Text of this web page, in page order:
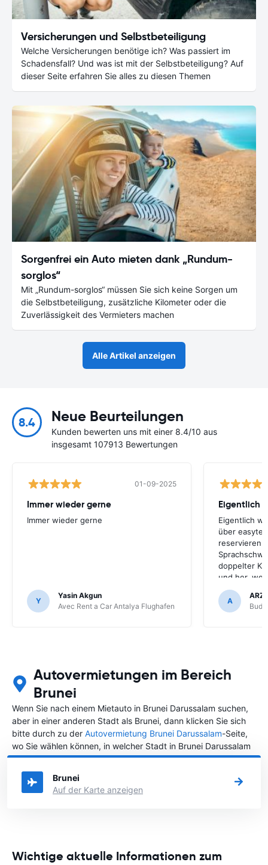
Versicherungen und Selbstbeteiligung
Welche Versicherungen benötige ich? Was passiert im
Schadensfall? Und was ist mit der Selbstbeteiligung? Auf
dieser Seite erfahren Sie alles zu diesen Themen
Sorgenfrei ein Auto mieten dank „Rundum-
sorglos“
Mit „Rundum-sorglos“ müssen Sie sich keine Sorgen um
die Selbstbeteiligung, zusätzliche Kilometer oder die
Zuverlässigkeit des Vermieters machen
Alle Artikel anzeigen
8.4 Neue Beurteilungen
Kunden bewerten uns mit einer 8.4/10 aus
insgesamt 107913 Bewertungen
01-09-2025
Immer wieder gerne
Immer wieder gerne
Y
Yasin Akgun
Avec Rent a Car Antalya Flughafen
Eigentlich
Eigentlich
über
reservieren.
doppelter
und her,
ich
weil die
A
Autovermietungen im Bereich
Brunei
Wenn Sie nach einem Mietauto in Brunei Darussalam suchen,
aber in einer anderen Stadt als Brunei, dann klicken Sie sich
bitte durch zu der Autovermietung Brunei Darussalam-Seite,
wo Sie wählen können, in welcher Stadt in Brunei Darussalam
Sie ein Auto mieten möchten.
Brunei
Auf der Karte anzeigen
Wichtige aktuelle Informationen zum